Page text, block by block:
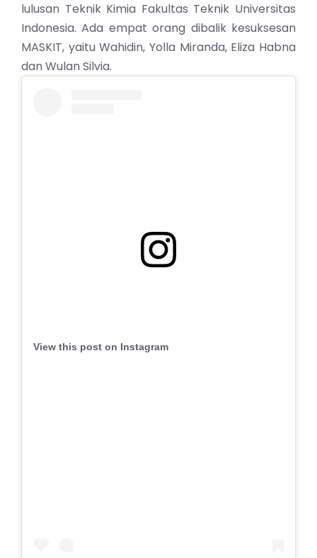
lulusan Teknik Kimia Fakultas Teknik Universitas
Indonesia. Ada empat orang dibalik kesuksesan
MASKIT, yaitu Wahidin, Yolla Miranda, Eliza Habna
dan Wulan Silvia.
View this post on Instagram